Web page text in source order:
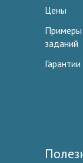
Цены
Примеры
заданий
Гарантии